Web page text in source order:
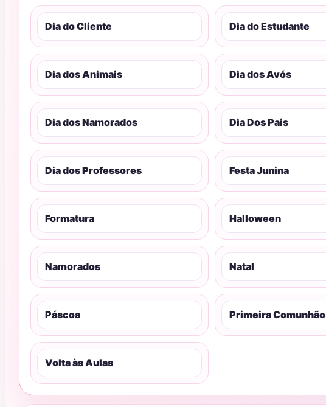
Dia do Cliente Dia do Estudante
Dia dos Animais Dia dos Avós
Dia dos Namorados Dia Dos Pais
Dia dos Professores Festa Junina
Formatura Halloween
Namorados Natal
Páscoa Primeira Comunhão
Volta às Aulas